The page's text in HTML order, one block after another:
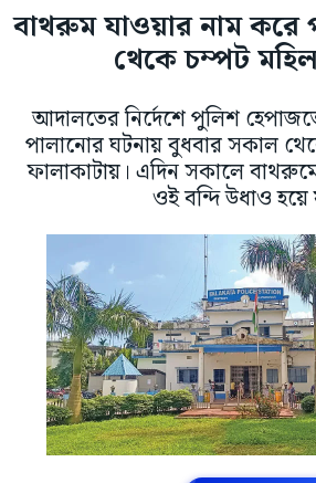
বাথরুম যাওয়ার নাম
থেকে চম্পট
আদালতের নির্দেশে পুলিশ
পালানোর ঘটনায় বুধবার সকাল
ফালাকাটায়। এদিন সকালে
ওই বন্দি উধাও হয়ে